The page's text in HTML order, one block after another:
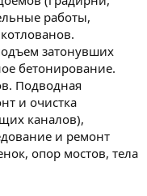
работы,
затонувших
бетонирование.
Подводная
и очистка
каналов),
и ремонт
опор мостов, тела